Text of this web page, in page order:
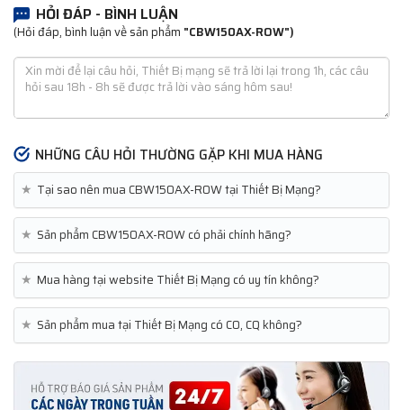
HỎI ĐÁP - BÌNH LUẬN
(Hỏi đáp, bình luận về sản phẩm "CBW150AX-ROW")
NHỮNG CÂU HỎI THƯỜNG GẶP KHI MUA HÀNG
★ Tại sao nên mua CBW150AX-ROW tại Thiết Bị Mạng?
★ Sản phẩm CBW150AX-ROW có phải chính hãng?
★ Mua hàng tại website Thiết Bị Mạng có uy tín không?
★ Sản phẩm mua tại Thiết Bị Mạng có CO, CQ không?